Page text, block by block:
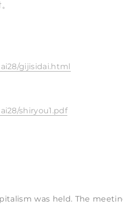
gijisidai.html
shiryou1.pdf
was held. The